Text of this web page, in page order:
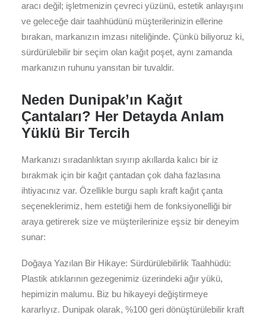
aracı değil; işletmenizin çevreci yüzünü, estetik anlayışını
ve geleceğe dair taahhüdünü müşterilerinizin ellerine
bırakan, markanızın imzası niteliğinde. Çünkü biliyoruz ki,
sürdürülebilir bir seçim olan kağıt poşet, aynı zamanda
markanızın ruhunu yansıtan bir tuvaldir.
Neden Dunipak’ın Kağıt
Çantaları? Her Detayda Anlam
Yüklü Bir Tercih
Markanızı sıradanlıktan sıyırıp akıllarda kalıcı bir iz
bırakmak için bir kağıt çantadan çok daha fazlasına
ihtiyacınız var. Özellikle burgu saplı kraft kağıt çanta
seçeneklerimiz, hem estetiği hem de fonksiyonelliği bir
araya getirerek size ve müşterilerinize eşsiz bir deneyim
sunar:
Doğaya Yazılan Bir Hikaye: Sürdürülebilirlik Taahhüdü:
Plastik atıklarının gezegenimiz üzerindeki ağır yükü,
hepimizin malumu. Biz bu hikayeyi değiştirmeye
kararlıyız. Dunipak olarak, %100 geri dönüştürülebilir kraft